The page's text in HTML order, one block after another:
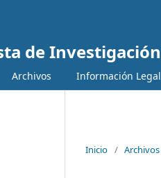
de
Archivos Información Legal
Inicio / Archivos